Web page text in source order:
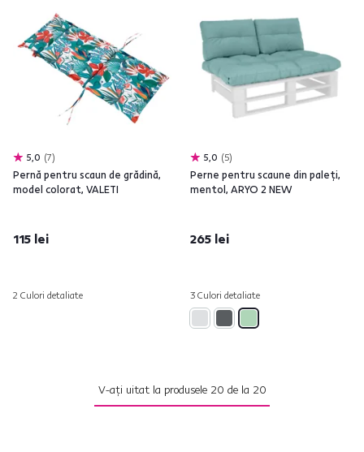
5,0 7
Pernă pentru scaun de grădină,
model colorat, VALETI
115 lei
2 Culori detaliate
5,0 5
Perne pentru scaune din paleţi,
mentol, ARYO 2 NEW
265 lei
3 Culori detaliate
V-ați uitat la produsele 20 de la 20